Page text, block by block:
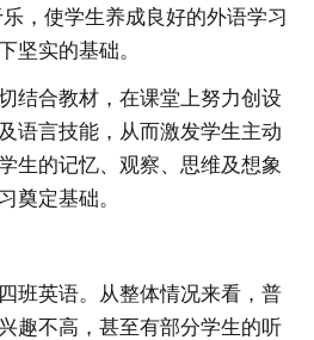
，使学生养成良好的外语学习
坚实的基础。
结合教材，在课堂上努力创设
语言技能，从而激发学生主动
生的记忆、观察、思维及想象
奠定基础。
班英语。从整体情况来看，普
趣不高，甚至有部分学生的听